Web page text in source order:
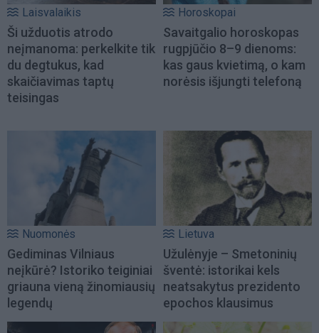
Laisvalaikis
Ši užduotis atrodo
neįmanoma: perkelkite tik
du degtukus, kad
skaičiavimas taptų
teisingas
Horoskopai
Savaitgalio horoskopas
rugpjūčio 8–9 dienoms:
kas gaus kvietimą, o kam
norėsis išjungti telefoną
Nuomonės
Gediminas Vilniaus
neįkūrė? Istoriko teiginiai
griauna vieną žinomiausių
legendų
Lietuva
Užulėnyje – Smetoninių
šventė: istorikai kels
neatsakytus prezidento
epochos klausimus